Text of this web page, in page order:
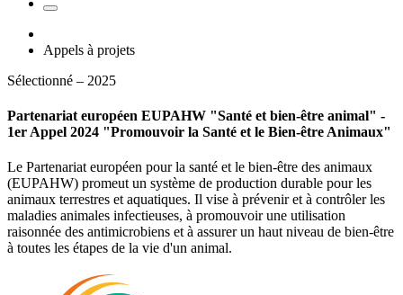
Appels à projets
Sélectionné – 2025
Partenariat européen EUPAHW "Santé et bien-être animal" -
1er Appel 2024 "Promouvoir la Santé et le Bien-être Animaux"
Le Partenariat européen pour la santé et le bien-être des animaux
(EUPAHW) promeut un système de production durable pour les
animaux terrestres et aquatiques. Il vise à prévenir et à contrôler les
maladies animales infectieuses, à promouvoir une utilisation
raisonnée des antimicrobiens et à assurer un haut niveau de bien-être
à toutes les étapes de la vie d'un animal.